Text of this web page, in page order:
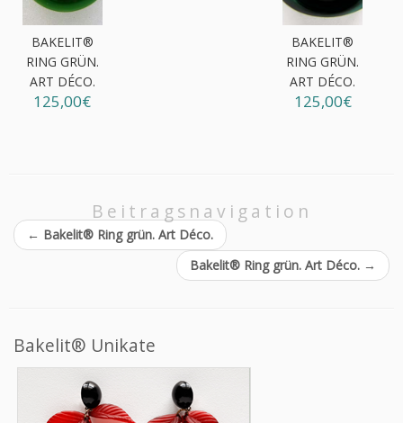
BAKELIT®
RING GRÜN.
ART DÉCO.
125,00€
BAKELIT®
RING GRÜN.
ART DÉCO.
125,00€
Beitragsnavigation
← Bakelit® Ring grün. Art Déco.
Bakelit® Ring grün. Art Déco. →
Bakelit® Unikate